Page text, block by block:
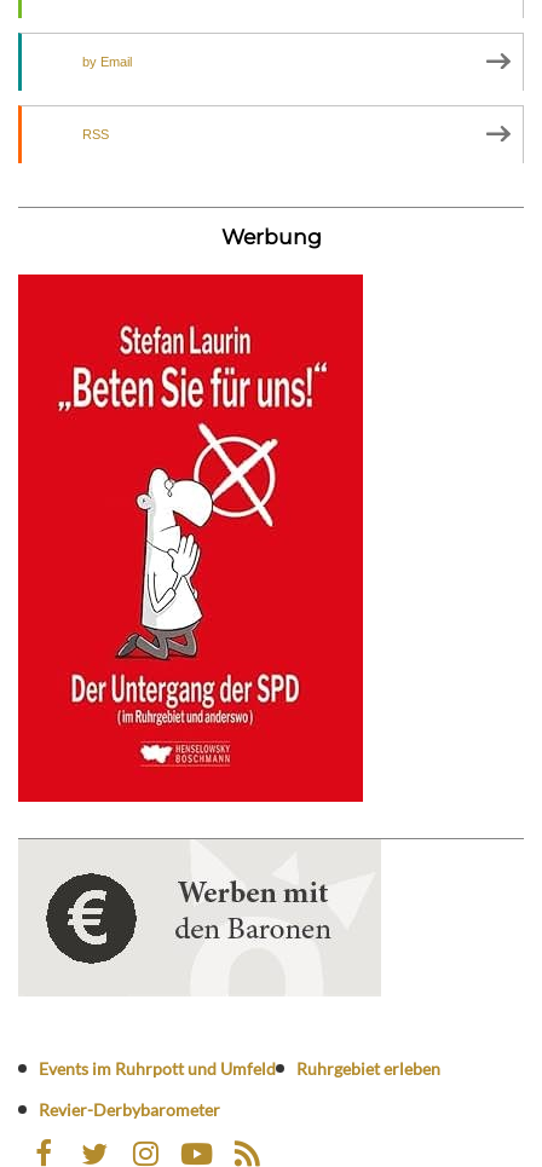
by Email
RSS
Werbung
Events im Ruhrpott und Umfeld
Ruhrgebiet erleben
Revier-Derbybarometer